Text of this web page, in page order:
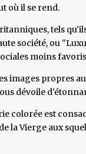
où il se rend.
tels
société, ou
moins
images propres
dévoile
colorée est
la Vierge aux